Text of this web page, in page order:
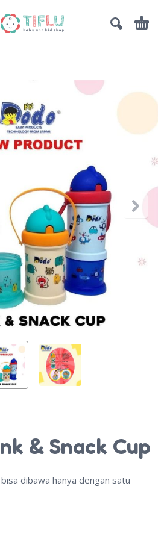
& Snack Cup
dibawa hanya dengan satu